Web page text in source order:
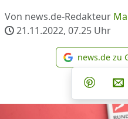
Von news.de-Redakteur
21.11.2022, 07.25 Uhr
news.de zu
Teilen